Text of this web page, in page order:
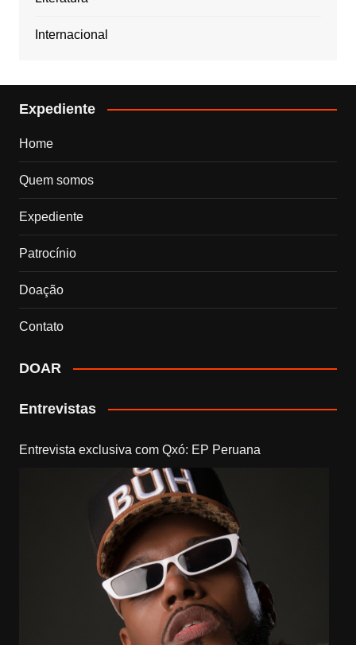
Internacional
Expediente
Home
Quem somos
Expediente
Patrocínio
Doação
Contato
DOAR
Entrevistas
Entrevista exclusiva com Qxó: EP Peruana